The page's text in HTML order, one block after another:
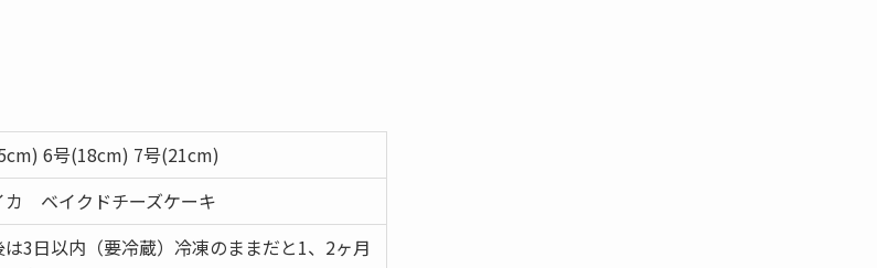
6号(18cm) 7号(21cm)
カ ベイクドチーズケーキ
3日以内（要冷蔵）冷凍のままだと1、2ヶ月